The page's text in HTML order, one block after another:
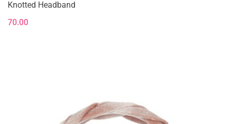
Knotted Headband
70.00